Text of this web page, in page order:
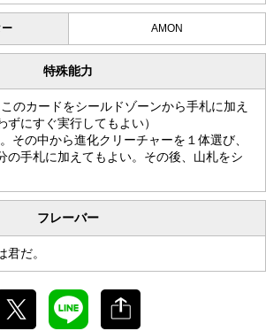
AMON
特殊能力
のカードをシールドゾーンから手札に加え
ずにすぐ実行してもよい）
その中から進化クリーチャーを１体選び、
の手札に加えてもよい。その後、山札をシ
フレーバー
だ。